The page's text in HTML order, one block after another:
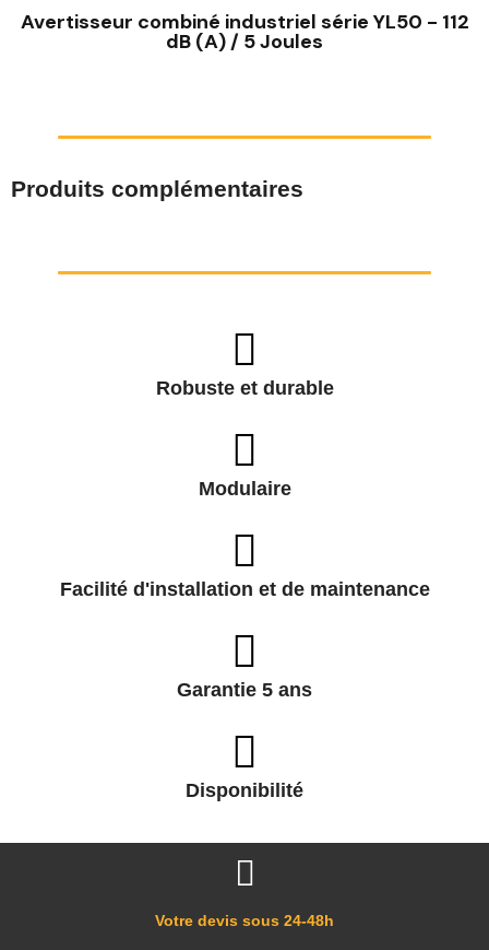
Avertisseur combiné industriel série YL50 - 112
dB (A) / 5 Joules
Produits complémentaires
Robuste et durable
Modulaire
Facilité d'installation et de maintenance
Garantie 5 ans
Disponibilité
Votre devis sous 24-48h